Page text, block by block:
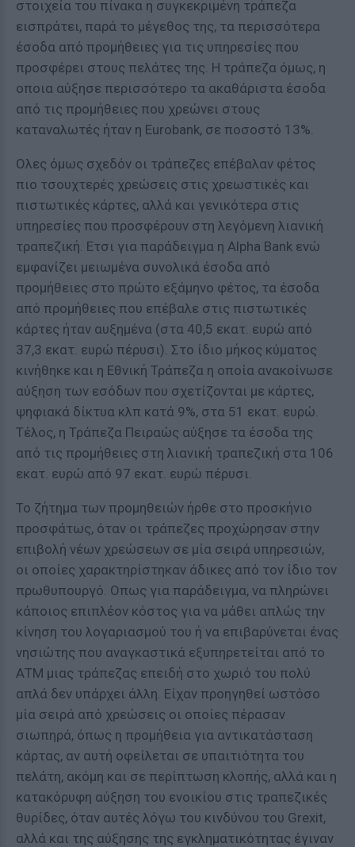
στοιχεία του πίνακα η συγκεκριμένη τράπεζα
εισπράτει, παρά το μέγεθος της, τα περισσότερα
έσοδα από προμήθειες για τις υπηρεσίες που
προσφέρει στους πελάτες της. Η τράπεζα όμως, η
οποια αύξησε περισσότερο τα ακαθάριστα έσοδα
από τις προμήθειες που χρεώνει στους
καταναλωτές ήταν η Eurobank, σε ποσοστό 13%.
Ολες όμως σχεδόν οι τράπεζες επέβαλαν φέτος
πιο τσουχτερές χρεώσεις στις χρεωστικές και
πιστωτικές κάρτες, αλλά και γενικότερα στις
υπηρεσίες που προσφέρουν στη λεγόμενη λιανική
τραπεζική. Ετσι για παράδειγμα η Alpha Bank ενώ
εμφανίζει μειωμένα συνολικά έσοδα από
προμήθειες στο πρώτο εξάμηνο φέτος, τα έσοδα
από προμήθειες που επέβαλε στις πιστωτικές
κάρτες ήταν αυξημένα (στα 40,5 εκατ. ευρώ από
37,3 εκατ. ευρώ πέρυσι). Στο ίδιο μήκος κύματος
κινήθηκε και η Εθνική Τράπεζα η οποία ανακοίνωσε
αύξηση των εσόδων που σχετίζονται με κάρτες,
ψηφιακά δίκτυα κλπ κατά 9%, στα 51 εκατ. ευρώ.
Τέλος, η Τράπεζα Πειραώς αύξησε τα έσοδα της
από τις προμήθειες στη λιανική τραπεζική στα 106
εκατ. ευρώ από 97 εκατ. ευρώ πέρυσι.
Το ζήτημα των προμηθειών ήρθε στο προσκήνιο
προσφάτως, όταν οι τράπεζες προχώρησαν στην
επιβολή νέων χρεώσεων σε μία σειρά υπηρεσιών,
οι οποίες χαρακτηρίστηκαν άδικες από τον ίδιο τον
πρωθυπουργό. Οπως για παράδειγμα, να πληρώνει
κάποιος επιπλέον κόστος για να μάθει απλώς την
κίνηση του λογαριασμού του ή να επιβαρύνεται ένας
νησιώτης που αναγκαστικά εξυπηρετείται από το
ΑΤΜ μιας τράπεζας επειδή στο χωριό του πολύ
απλά δεν υπάρχει άλλη. Είχαν προηγηθεί ωστόσο
μία σειρά από χρεώσεις οι οποίες πέρασαν
σιωπηρά, όπως η προμήθεια για αντικατάσταση
κάρτας, αν αυτή οφείλεται σε υπαιτιότητα του
πελάτη, ακόμη και σε περίπτωση κλοπής, αλλά και η
κατακόρυφη αύξηση του ενοικίου στις τραπεζικές
θυρίδες, όταν αυτές λόγω του κινδύνου του Grexit,
αλλά και της αύξησης της εγκληματικότητας έγιναν